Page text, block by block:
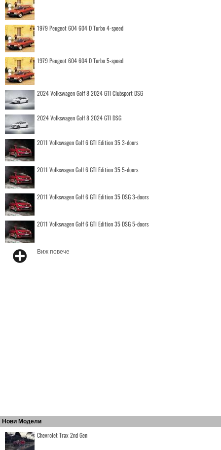
1979 Peugeot 604 604 D Turbo 4-speed
1979 Peugeot 604 604 D Turbo 5-speed
2024 Volkswagen Golf 8 2024 GTI Clubsport DSG
2024 Volkswagen Golf 8 2024 GTI DSG
2011 Volkswagen Golf 6 GTI Edition 35 3-doors
2011 Volkswagen Golf 6 GTI Edition 35 5-doors
2011 Volkswagen Golf 6 GTI Edition 35 DSG 3-doors
2011 Volkswagen Golf 6 GTI Edition 35 DSG 5-doors
Виж повече
Нови Модели
Chevrolet Trax 2nd Gen